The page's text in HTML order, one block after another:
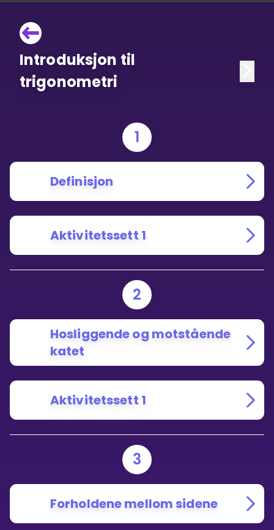
Introduksjon til
trigonometri
1
Definisjon
Aktivitetssett 1
2
Hosliggende og motstående
katet
Aktivitetssett 1
3
Forholdene mellom sidene